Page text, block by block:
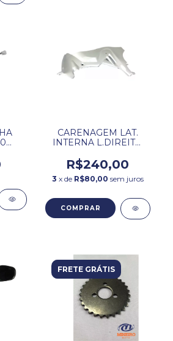
CARENAGEM LAT.
INTERNA L.DIREITO
50
R$240,00
3 x de R$80,00 sem juros
FRETE GRÁTIS